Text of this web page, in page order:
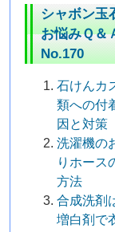
シャボン玉
お悩みＱ
No.170
石けんカ
類への付
因と対策
洗濯機の
りホース
方法
合成洗剤
増白剤で